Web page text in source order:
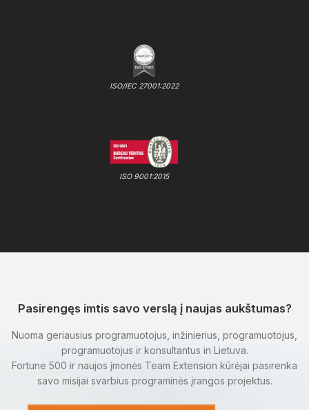
ISO/IEC 27001:2022
ISO 9001:2015
Pasirengęs imtis savo verslą į naujas aukštumas?
Nuoma geriausius programuotojus, inžinierius, programuotojus,
programuotojus ir konsultantus in Lietuva.
Fortune 500 ir naujos įmonės Team Extension kūrėjai pasirenka
savo misijai svarbius programinės įrangos projektus.